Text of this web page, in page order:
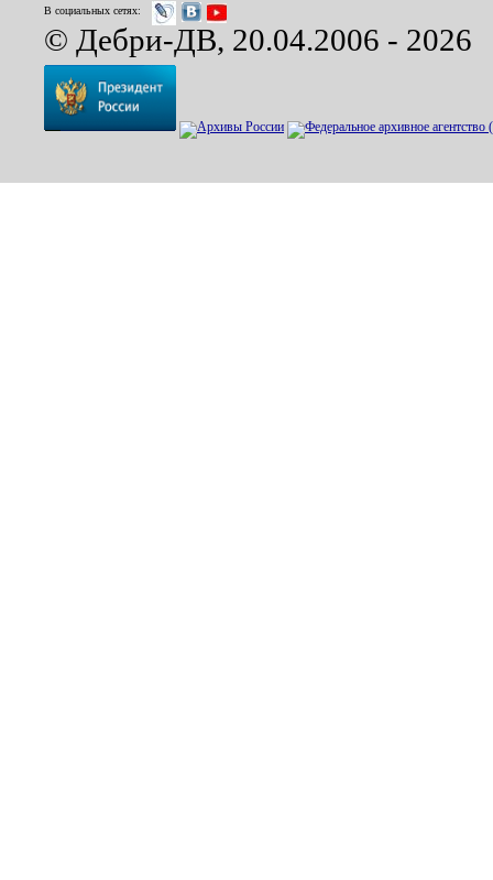
В социальных сетях:
© Дебри-ДВ, 20.04.2006 - 2026